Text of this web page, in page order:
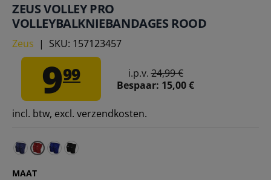
ZEUS VOLLEY PRO
VOLLEYBALKNIEBANDAGES ROOD
Zeus | SKU: 157123457
999 i.p.v.24,99 €
Bespaar: 15,00 €
incl. btw, excl. verzendkosten.
MAAT